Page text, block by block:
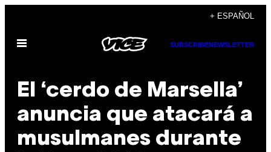
contenido
+ ESPAÑOL
Abrir
SUBSCRIBENEWSLETTER
El ‘cerdo de Marsella’
anuncia que atacará a
musulmanes durante